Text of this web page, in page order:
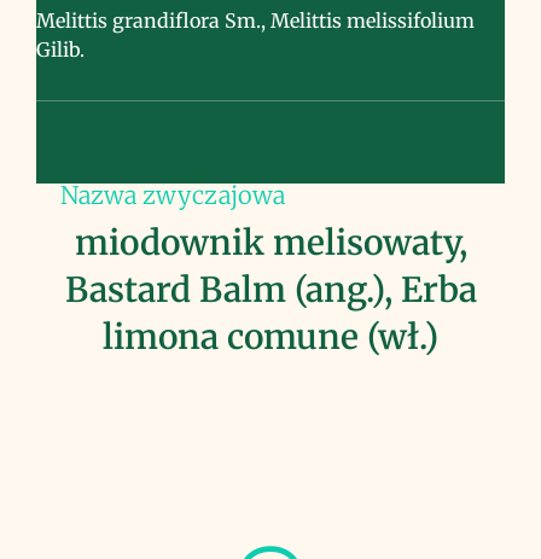
Melittis grandiflora Sm., Melittis melissifolium
Gilib.
Nazwa zwyczajowa
miodownik melisowaty,
Bastard Balm (ang.), Erba
limona comune (wł.)